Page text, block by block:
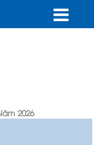
2026